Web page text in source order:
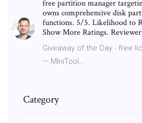
free partition manager
owns comprehensive disk
functions. 5/5. Likelihood to
Show More Ratings.
Giveaway of the Day - free
— MIniTool…
Category